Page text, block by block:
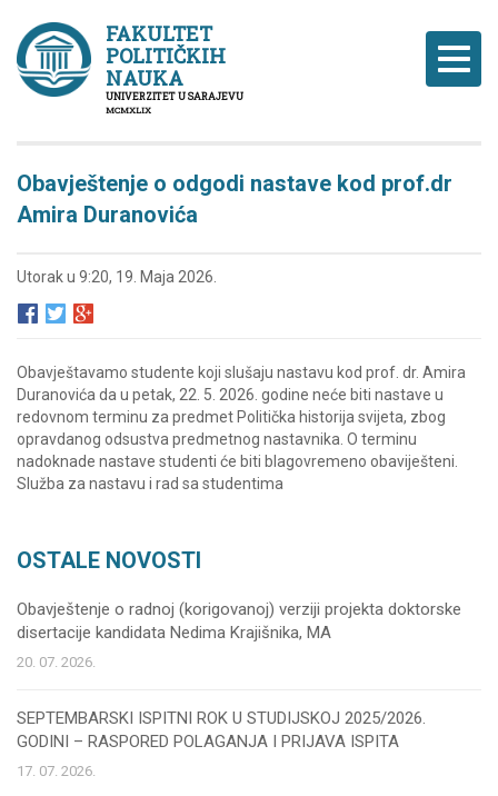
FAKULTET
POLITIČKIH
NAUKA
UNIVERZITET U SARAJEVU
MCMXLIX
Obavještenje o odgodi nastave kod prof.dr
Amira Duranovića
Utorak u 9:20, 19. Maja 2026.
Obavještavamo studente koji slušaju nastavu kod prof. dr. Amira
Duranovića da u petak, 22. 5. 2026. godine neće biti nastave u
redovnom terminu za predmet Politička historija svijeta, zbog
opravdanog odsustva predmetnog nastavnika. O terminu
nadoknade nastave studenti će biti blagovremeno obaviješteni.
Služba za nastavu i rad sa studentima
OSTALE NOVOSTI
Obavještenje o radnoj (korigovanoj) verziji projekta doktorske
disertacije kandidata Nedima Krajišnika, MA
20. 07. 2026.
SEPTEMBARSKI ISPITNI ROK U STUDIJSKOJ 2025/2026.
GODINI – RASPORED POLAGANJA I PRIJAVA ISPITA
17. 07. 2026.